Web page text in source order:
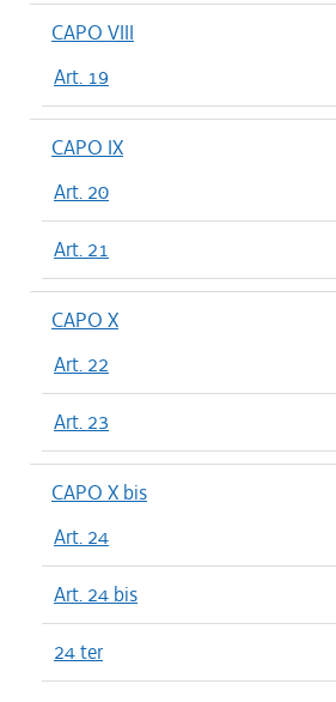
CAPO VIII
Art. 19
CAPO IX
Art. 20
Art. 21
CAPO X
Art. 22
Art. 23
CAPO X bis
Art. 24
Art. 24 bis
24 ter